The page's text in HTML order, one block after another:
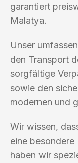
garantiert
Malatya.
Unser
den Transport
sorgfältige
sowie den
modernen und
Wir wissen,
eine
haben wir